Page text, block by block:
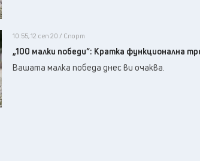
10:55, 12 сеп 20 / Спорт
„100 малки победи“: Кратка функционална
Вашата малка победа днес ви очаква.